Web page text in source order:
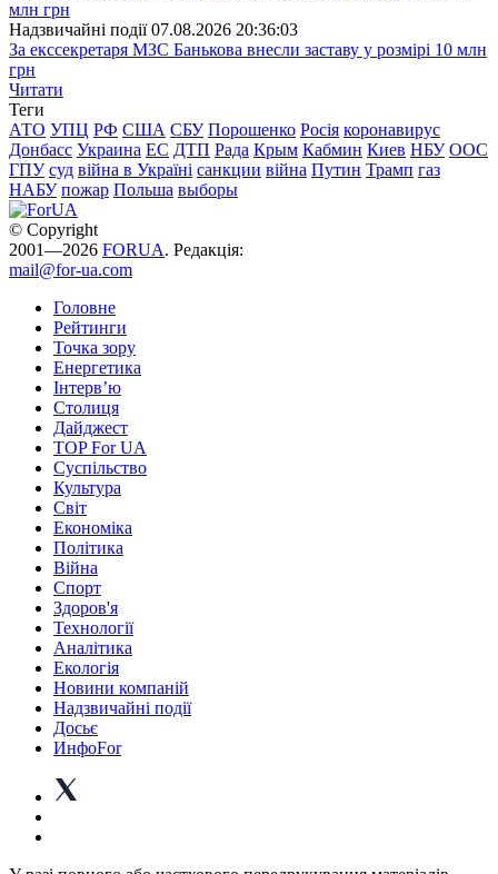
Надзвичайні події 07.08.2026 20:36:03
За екссекретаря МЗС Банькова внесли заставу у розмірі 10 млн
грн
Читати
Теги
АТО УПЦ РФ США СБУ Порошенко Росія коронавирус
Донбасс Украина ЕС ДТП Рада Крым Кабмин Киев НБУ ООС
ГПУ суд війна в Україні санкции війна Путин Трамп газ
НАБУ пожар Польша выборы
© Copyright
2001—2026 FORUA. Редакція:
mail@for-ua.com
Головне
Рейтинги
Точка зору
Енергетика
Інтерв’ю
Столиця
Дайджест
TOP For UA
Суспiльство
Культура
Світ
Економіка
Політика
Війна
Спорт
Здоров'я
Технології
Аналітика
Екологія
Новини компаній
Надзвичайні події
Досьє
ИнфоFor